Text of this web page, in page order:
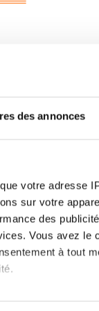
des annonces
votre adresse
sur votre
des
Vous avez le
à tout